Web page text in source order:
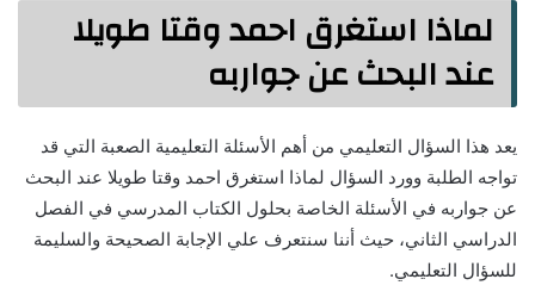
لماذا استغرق احمد وقتا طويلا
عند البحث عن جواربه
يعد هذا السؤال التعليمي من أهم الأسئلة التعليمية الصعبة التي قد
تواجه الطلبة وورد السؤال لماذا استغرق احمد وقتا طويلا عند البحث
عن جواربه في الأسئلة الخاصة بحلول الكتاب المدرسي في الفصل
الدراسي الثاني، حيث أننا سنتعرف علي الإجابة الصحيحة والسليمة
للسؤال التعليمي.